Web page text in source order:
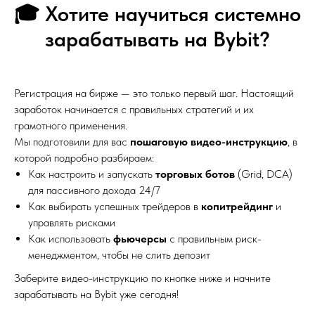
🎓 Хотите научиться системно
зарабатывать на Bybit?
Регистрация на бирже — это только первый шаг. Настоящий
заработок начинается с правильных стратегий и их
грамотного применения.
Мы подготовили для вас пошаговую видео-инструкцию, в
которой подробно разбираем:
Как настроить и запускать торговых ботов (Grid, DCA)
для пассивного дохода 24/7
Как выбирать успешных трейдеров в копитрейдинг и
управлять рисками
Как использовать фьючерсы с правильным риск-
менеджментом, чтобы не слить депозит
Заберите видео-инструкцию по кнопке ниже и начните
зарабатывать на Bybit уже сегодня!